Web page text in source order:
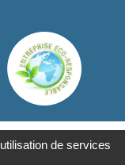
de services